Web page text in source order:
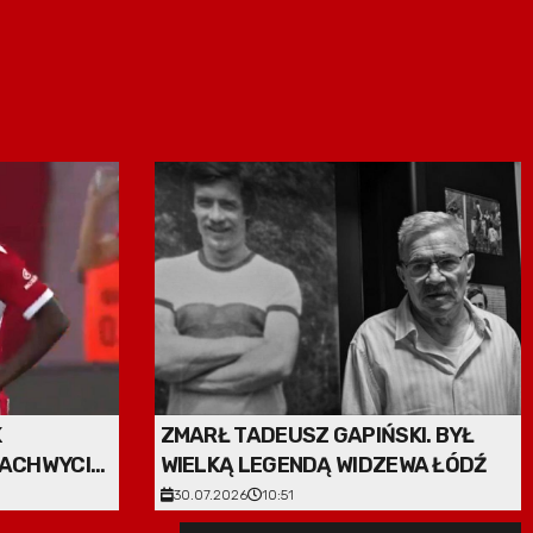
ZMARŁ TADEUSZ GAPIŃSKI. BYŁ
WIELKĄ LEGENDĄ WIDZEWA ŁÓDŹ
30.07.2026 10:51